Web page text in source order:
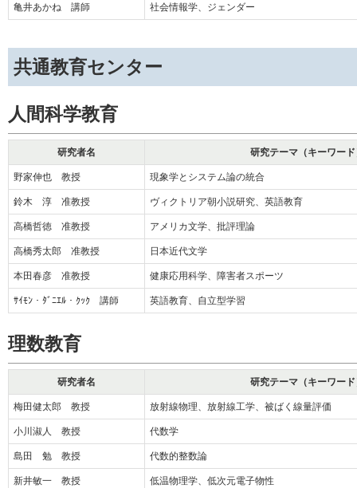
亀井あかね 講師 社会情報学、ジェンダー
共通教育センター
人間科学教育
研究者名 研究テーマ（キーワード
野家伸也 教授 現象学とシステム論の統合
鈴木 淳 准教授 ヴィクトリア朝小説研究、英語教育
高橋哲徳 准教授 アメリカ文学、批評理論
高橋秀太郎 准教授 日本近代文学
本田春彦 准教授 健康応用科学、障害者スポーツ
ｻｲﾓﾝ・ﾀﾞﾆｴﾙ・ｸｯｸ 講師 英語教育、自立型学習
理数教育
研究者名 研究テーマ（キーワード
梅田健太郎 教授 放射線物理、放射線工学、被ばく線量評価
小川淑人 教授 代数学
島田 勉 教授 代数的整数論
新井敏一 教授 低温物理学、低次元電子物性